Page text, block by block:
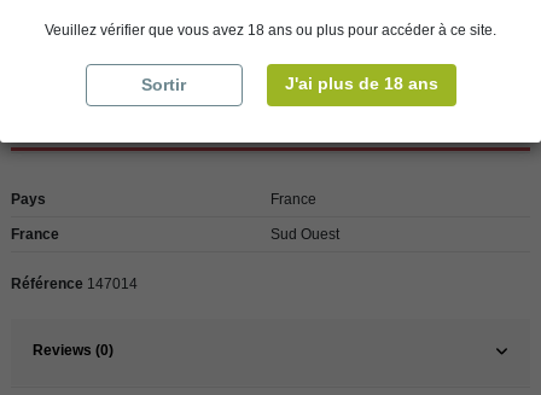
Pays France
France Sud Ouest
Référence 147014
Reviews (0)
Veuillez vérifier que vous avez 18 ans ou plus pour accéder à ce site.
Sortir J'ai plus de 18 ans